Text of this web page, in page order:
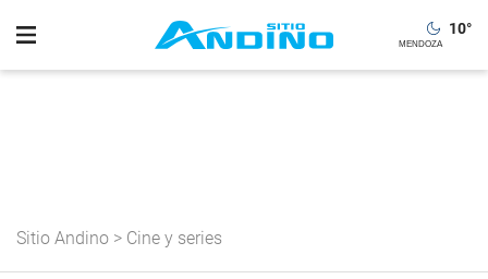
10°
Sitio Andino > Cine y series